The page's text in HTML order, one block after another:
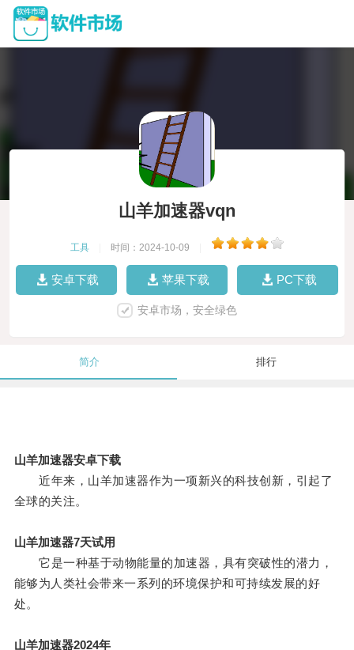
山羊加速器vqn
工具 时间：2024-10-09
安卓下载 苹果下载 PC下载
安卓市场，安全绿色
简介 排行
山羊加速器安卓下载
近年来，山羊加速器作为一项新兴的科技创新，引起了
全球的关注。
山羊加速器7天试用
它是一种基于动物能量的加速器，具有突破性的潜力，
能够为人类社会带来一系列的环境保护和可持续发展的好
处。
山羊加速器2024年